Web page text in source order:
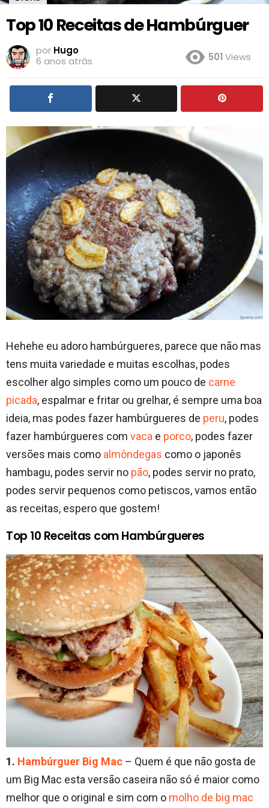
Top 10 Receitas de Hambúrguer
por Hugo
6 anos atrás
501 Views
Hehehe eu adoro hambúrgueres, parece que não mas
tens muita variedade e muitas escolhas, podes
escolher algo simples como um pouco de carne
picada, espalmar e fritar ou grelhar, é sempre uma boa
ideia, mas podes fazer hambúrgueres de peru, podes
fazer hambúrgueres com vaca e porco, podes fazer
versões mais como almôndegas como o japonês
hambagu, podes servir no pão, podes servir no prato,
podes servir pequenos como petiscos, vamos então
as receitas, espero que gostem!
Top 10 Receitas com Hambúrgueres
1. Hambúrguer Big Mac – Quem é que não gosta de
um Big Mac esta versão caseira não só é maior como
melhor que o original e sim com o molho de big mac